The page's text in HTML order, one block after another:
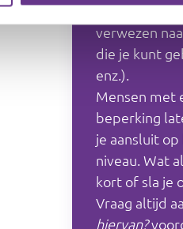
Begin bij het
verwezen
die je kunt
enz.).
Mensen met
beperking
je aansluit
niveau. Wat
kort of sla je
Vraag altijd
hiervan?